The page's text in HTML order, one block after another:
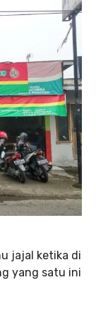
jajal ketika di
yang satu ini